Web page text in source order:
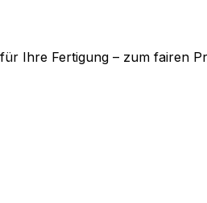
Ihre Fertigung – zum